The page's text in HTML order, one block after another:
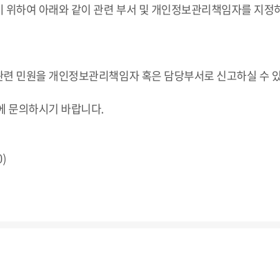
하여 아래와 같이 관련 부서 및 개인정보관리책임자를 지정
민원을 개인정보관리책임자 혹은 담당부서로 신고하실 수
문의하시기 바랍니다.